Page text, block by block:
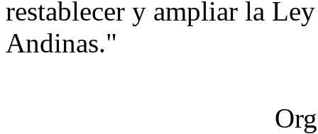
restablecer y ampliar la
Andinas."